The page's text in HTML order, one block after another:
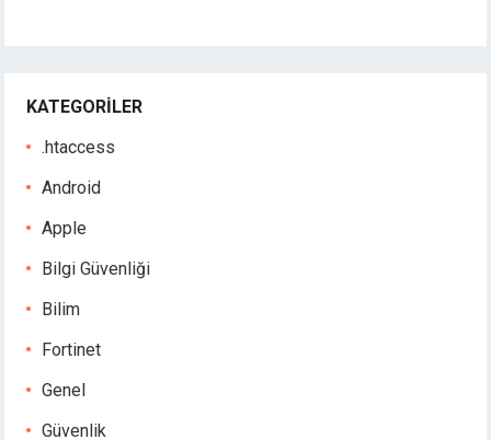
KATEGORILER
.htaccess
Android
Apple
Bilgi Güvenliği
Bilim
Fortinet
Genel
Güvenlik